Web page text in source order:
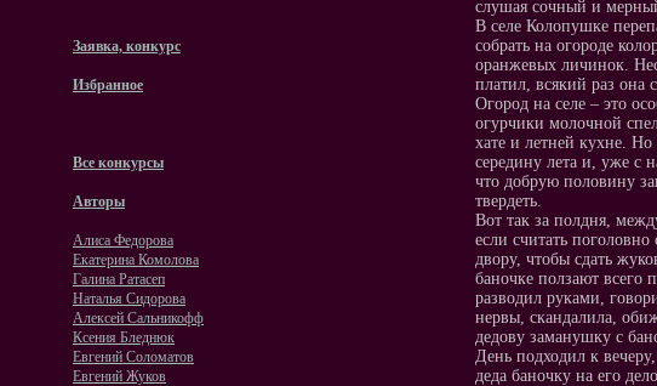
Заявка, конкурс
Избранное
Все конкурсы
Авторы
Алиса Федорова
Екатерина Комолова
Галина Ратасеп
Наталья Сидорова
Алексей Сальникофф
Ксения Бледнюк
Евгений Соломатов
Евгений Жуков
слушая сочный и
В селе Колопушке
собрать на огороде
оранжевых личинок.
платил, всякий раз она
Огород на селе – это
огурчики молочной
хате и летней кухне.
середину лета и, уже с
что добрую половину
твердеть.
Вот так за полдня,
если считать
двору, чтобы сдать
баночке ползают всего
разводил руками,
нервы, скандалила,
дедову заманушку с
День подходил к
деда баночку на его